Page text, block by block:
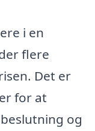
i en
flere
Det er
for at
og